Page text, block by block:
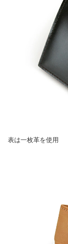
表は一枚革を使用